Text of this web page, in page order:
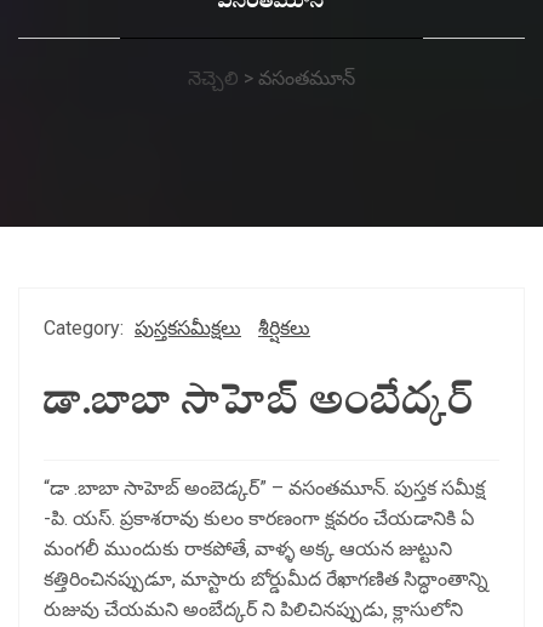
నెచ్చెలి > వసంతమూన్
Category: పుస్తకసమీక్షలు శీర్షికలు
డా.బాబా సాహెబ్ అంబేద్కర్
“డా .బాబా సాహెబ్ అంబెడ్కర్” – వసంతమూన్. పుస్తక సమీక్ష
-పి. యస్. ప్రకాశరావు కులం కారణంగా క్షవరం చేయడానికి ఏ
మంగలీ ముందుకు రాకపోతే, వాళ్ళ అక్క ఆయన జుట్టుని
కత్తిరించినప్పుడూ, మాస్టారు బోర్డుమీద రేఖాగణిత సిద్ధాంతాన్ని
రుజువు చేయమని అంబేద్కర్ ని పిలిచినప్పుడు, క్లాసులోని